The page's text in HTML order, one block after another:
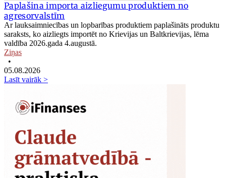
Paplašina importa aizliegumu produktiem no
agresorvalstīm
Ar lauksaimniecības un lopbarības produktiem paplašināts produktu
saraksts, ko aizliegts importēt no Krievijas un Baltkrievijas, lēma
valdība 2026.gada 4.augustā.
Ziņas
•
05.08.2026
Lasīt vairāk >